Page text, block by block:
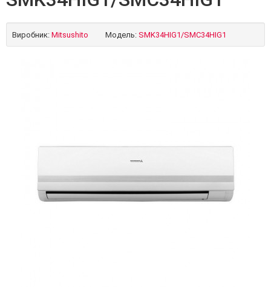
Виробник: Mitsushito Модель: SMK34HIG1/SMC34HIG1